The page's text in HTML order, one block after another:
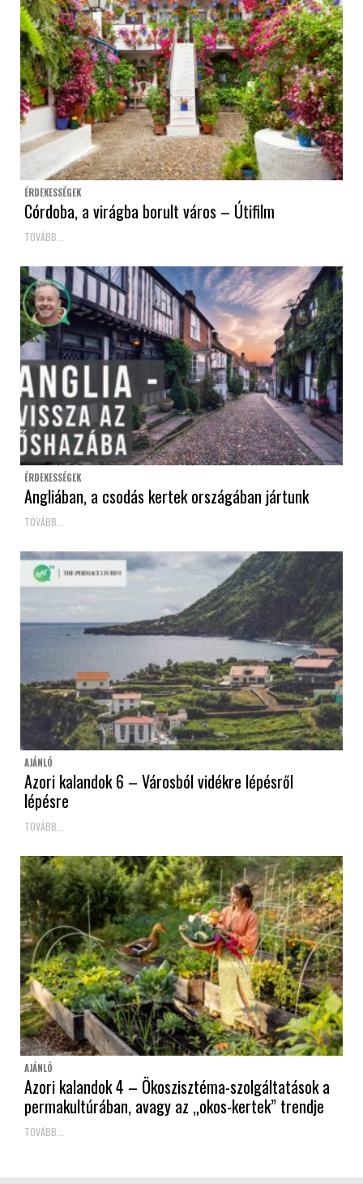
ÉRDEKESSÉGEK
Córdoba, a virágba borult város – Útifilm
TOVÁBB...
ÉRDEKESSÉGEK
Angliában, a csodás kertek országában jártunk
TOVÁBB...
AJÁNLÓ
Azori kalandok 6 – Városból vidékre lépésről
lépésre
TOVÁBB...
AJÁNLÓ
Azori kalandok 4 – Ökoszisztéma-szolgáltatások a
permakultúrában, avagy az „okos-kertek” trendje
TOVÁBB...